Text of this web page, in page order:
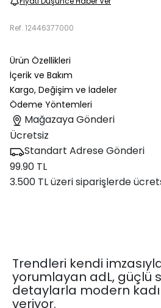
Ref. 12446377000
Ürün Özellikleri
İçerik ve Bakım
Kargo, Değişim ve İadeler
Ödeme Yöntemleri
Mağazaya Gönderi
Ücretsiz
Standart Adrese Gönderi
99.90 TL
3.500 TL üzeri siparişlerde
Trendleri kendi
yorumlayan adL, güçlü
detaylarla modern
veriyor.